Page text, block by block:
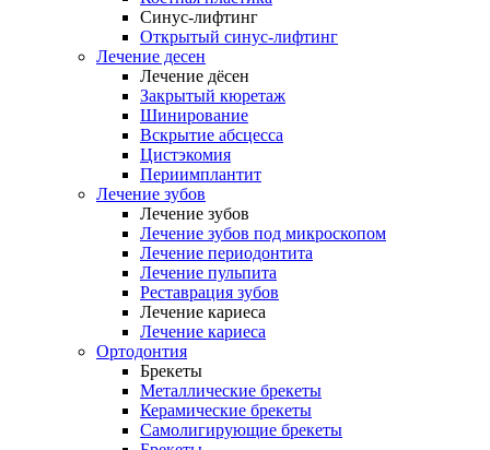
Синус-лифтинг
Открытый синус-лифтинг
Лечение десен
Лечение дёсен
Закрытый кюретаж
Шинирование
Вскрытие абсцесса
Цистэкомия
Периимплантит
Лечение зубов
Лечение зубов
Лечение зубов под микроскопом
Лечение периодонтита
Лечение пульпита
Реставрация зубов
Лечение кариеса
Лечение кариеса
Ортодонтия
Брекеты
Металлические брекеты
Керамические брекеты
Самолигирующие брекеты